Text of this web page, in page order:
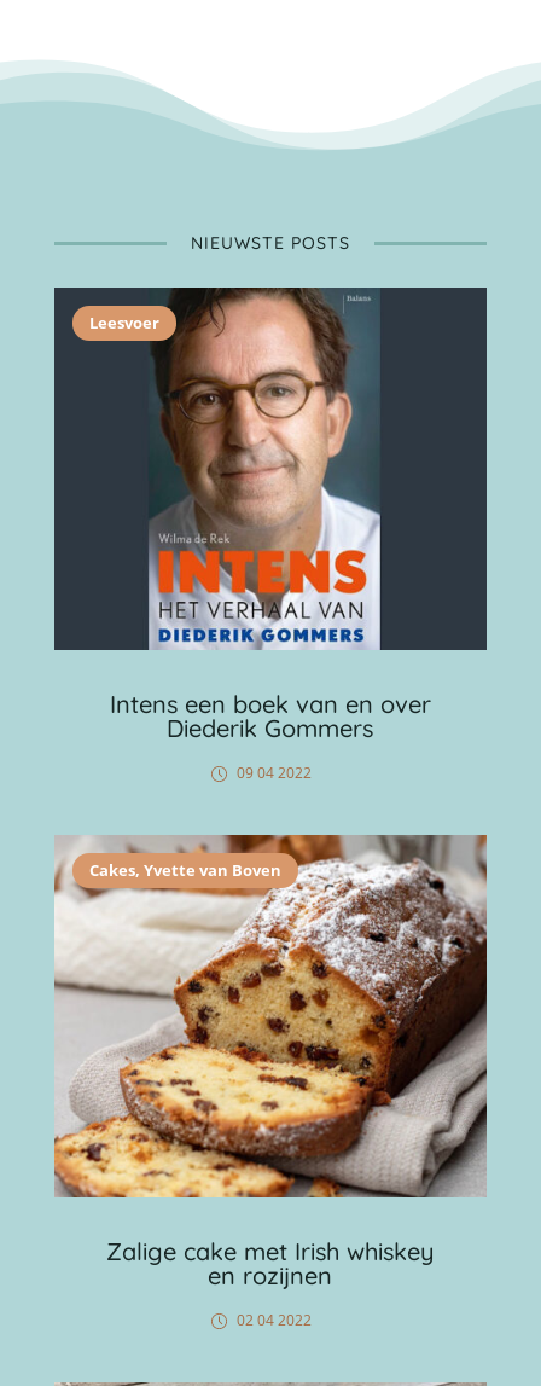
NIEUWSTE POSTS
Leesvoer
Intens een boek van en over
Diederik Gommers
09 04 2022
Cakes, Yvette van Boven
Zalige cake met Irish whiskey
en rozijnen
02 04 2022